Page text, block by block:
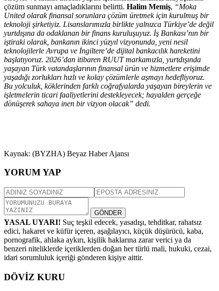
çözüm sunmayı amaçladıklarını belirtti. Halim Memiş, “Moka
United olarak finansal sorunlara çözüm üretmek için kurulmuş bir
teknoloji şirketiyiz. Lisanslarımızla birlikte yalnızca Türkiye’de değil
yurtdışına da odaklanan bir finans kuruluşuyuz. İş Bankası’nın bir
iştiraki olarak, bankanın ikinci yüzyıl vizyonunda, yeni nesil
teknolojilerle Avrupa ve İngiltere’de dijital bankacılık hareketini
başlatıyoruz. 2026’dan itibaren RUUT markamızla, yurtdışında
yaşayan Türk vatandaşlarının finansal ürün ve hizmetlere erişimde
yaşadığı zorlukları hızlı ve kolay çözümlerle aşmayı hedefliyoruz.
Bu yolculuk, köklerinden farklı coğrafyalarda yaşayan bireylerin ve
işletmelerin ticari faaliyetlerini destekleyecek; hayalden gerçeğe
dönüşerek sahaya inen bir vizyon olacak” dedi.
Kaynak: (BYZHA) Beyaz Haber Ajansı
YORUM YAP
GÖNDER
YASAL UYARI! Suç teşkil edecek, yasadışı, tehditkar, rahatsız
edici, hakaret ve küfür içeren, aşağılayıcı, küçük düşürücü, kaba,
pornografik, ahlaka aykırı, kişilik haklarına zarar verici ya da
benzeri niteliklerde içeriklerden doğan her türlü mali, hukuki, cezai,
idari sorumluluk içeriği gönderen kişiye aittir.
DÖVİZ KURU